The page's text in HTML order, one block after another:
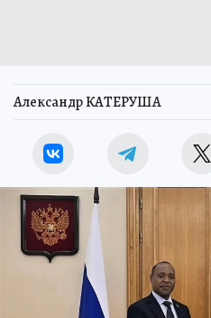
Александр КАТЕРУША